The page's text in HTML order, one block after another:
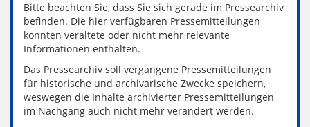
Bitte beachten Sie, dass Sie sich gerade im Pressearchiv
befinden. Die hier verfügbaren Pressemitteilungen
könnten veraltete oder nicht mehr relevante
Informationen enthalten.
Das Pressearchiv soll vergangene Pressemitteilungen
für historische und archivarische Zwecke speichern,
weswegen die Inhalte archivierter Pressemitteilungen
im Nachgang auch nicht mehr verändert werden.